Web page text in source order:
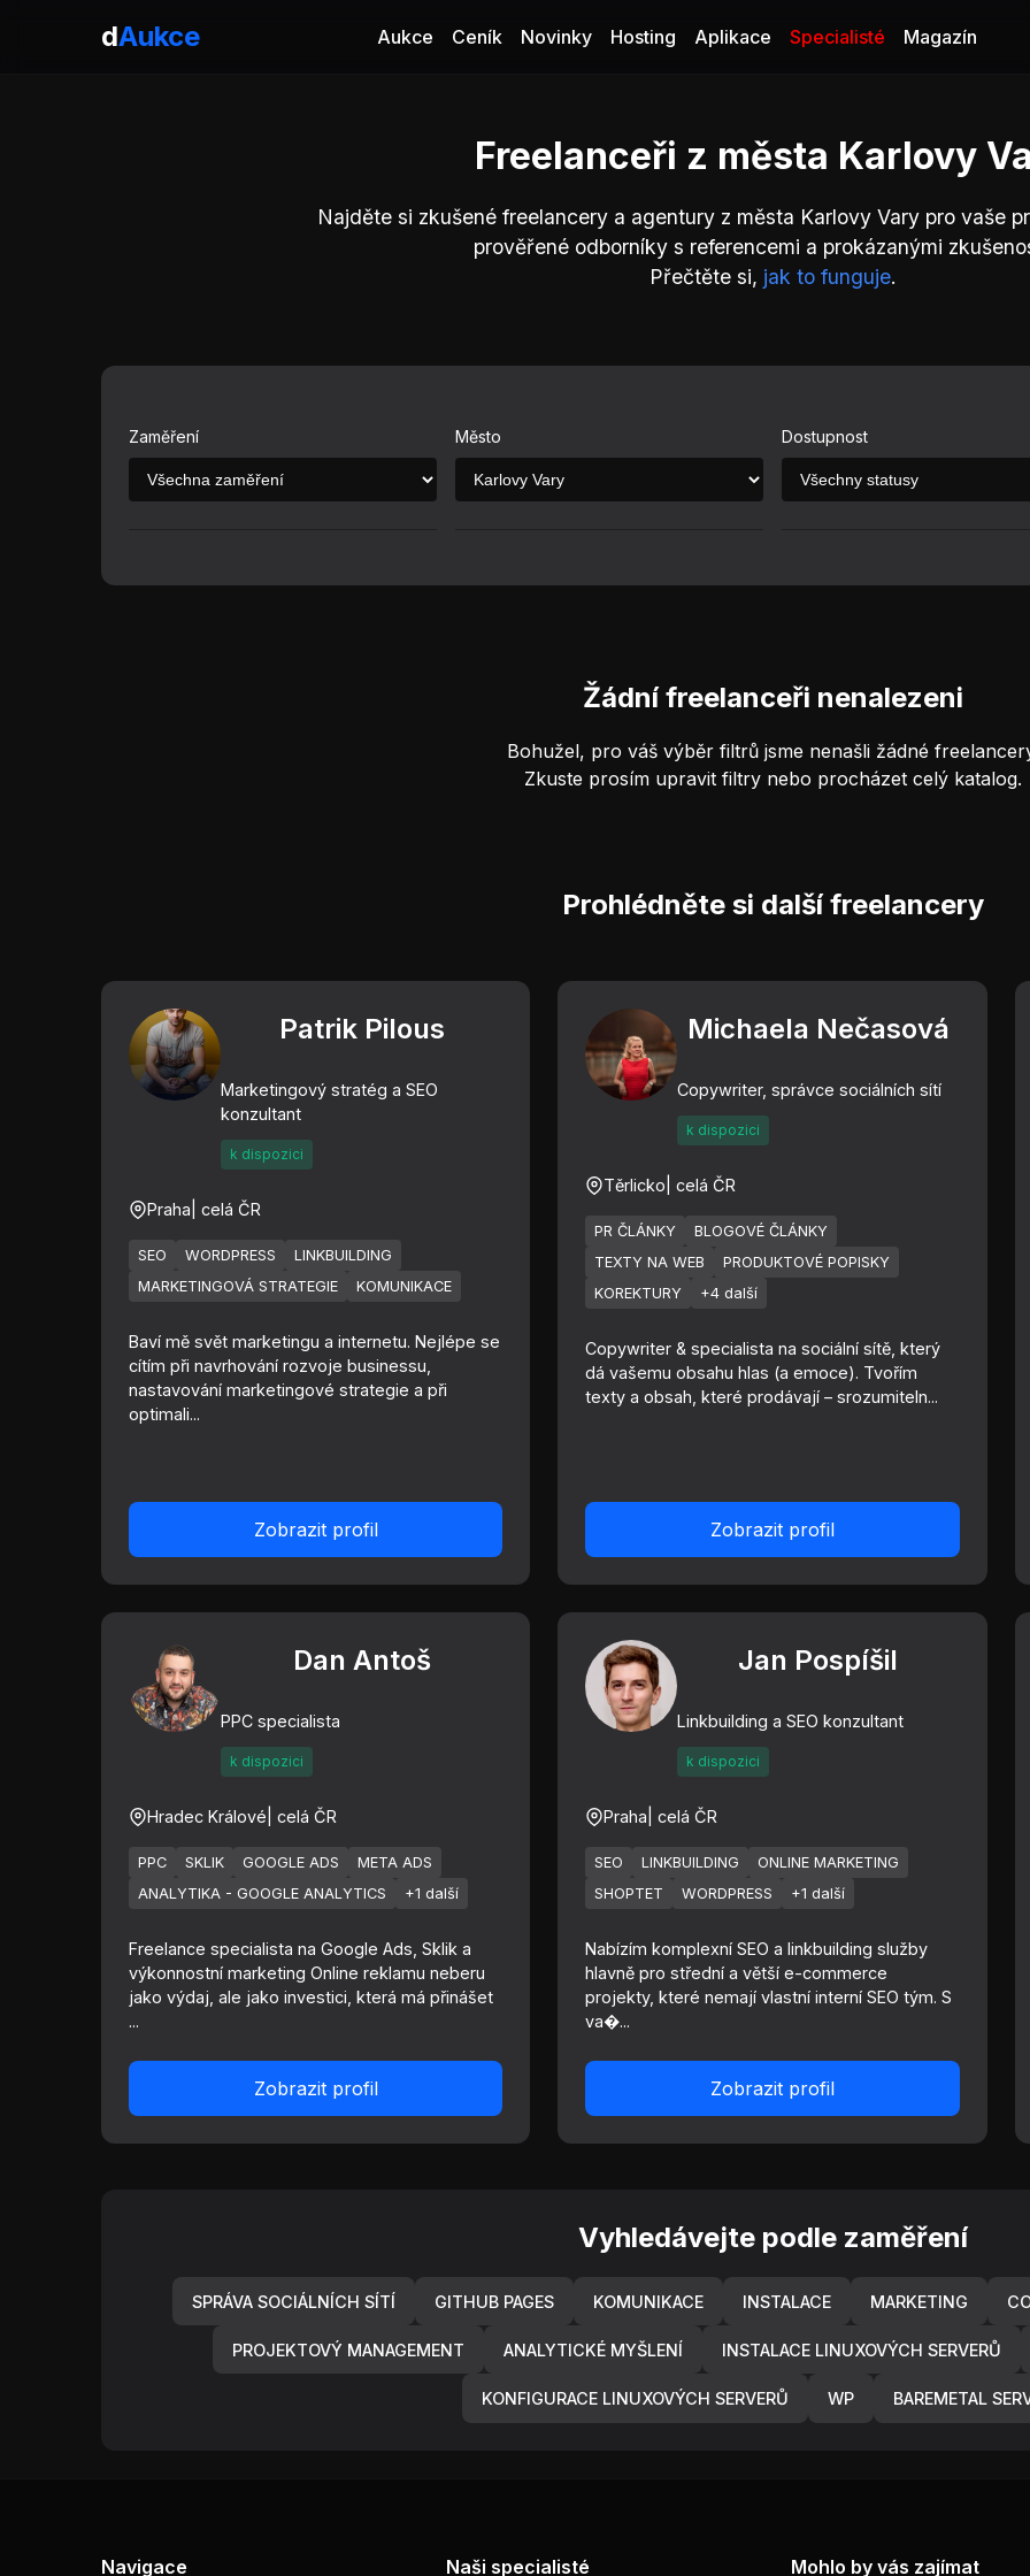
dAukce Aukce Ceník Novinky Hosting Aplikace Specialisté Magazín
Freelanceři z města Karlovy
Najděte si zkušené freelancery a agentury z města Karlovy Vary pro vaše
prověřené odborníky s referencemi a prokázanými
Přečtěte si, jak to funguje.
Zaměření Město Dostupnost
Žádní freelanceři nenalezeni
Bohužel, pro váš výběr filtrů jsme nenašli žádné
Zkuste prosím upravit filtry nebo procházet celý katalog.
Prohlédněte si další freelancery
Patrik Pilous
Marketingový stratég a SEO
konzultant
k dispozici
Praha | celá ČR
SEO WORDPRESS
LINKBUILDING
MARKETINGOVÁ STRATEGIE
KOMUNIKACE
Baví mě svět marketingu a internetu. Nejlépe se
cítím při navrhování rozvoje businessu,
nastavování marketingové strategie a při
optimali...
Zobrazit profil
Michaela Nečasová
Copywriter, správce sociálních sítí
k dispozici
Těrlicko | celá ČR
PR ČLÁNKY
BLOGOVÉ ČLÁNKY
TEXTY NA WEB
PRODUKTOVÉ POPISKY
KOREKTURY
+4 další
Copywriter & specialista na sociální sítě, který
dá vašemu obsahu hlas (a emoce). Tvořím
texty a obsah, které prodávají – srozumiteln...
Zobrazit profil
Dan Antoš
PPC specialista
k dispozici
Hradec Králové | celá ČR
PPC SKLIK GOOGLE ADS
META ADS
ANALYTIKA - GOOGLE ANALYTICS
+1 další
Freelance specialista na Google Ads, Sklik a
výkonnostní marketing Online reklamu neberu
jako výdaj, ale jako investici, která má přinášet
...
Zobrazit profil
Jan Pospíšil
Linkbuilding a SEO konzultant
k dispozici
Praha | celá ČR
SEO LINKBUILDING
ONLINE MARKETING
SHOPTET
WORDPRESS +1 další
Nabízím komplexní SEO a linkbuilding služby
hlavně pro střední a větší e-commerce
projekty, které nemají vlastní interní SEO tým. S
va�...
Zobrazit profil
Vyhledávejte podle zaměření
SPRÁVA SOCIÁLNÍCH SÍTÍ GITHUB PAGES KOMUNIKACE INSTALACE MARKETING
PROJEKTOVÝ MANAGEMENT ANALYTICKÉ MYŠLENÍ INSTALACE LINUXOVÝCH SERVERŮ
KONFIGURACE LINUXOVÝCH SERVERŮ WP BAREMETAL
Navigace Naši specialisté Mohlo by vás zajímat